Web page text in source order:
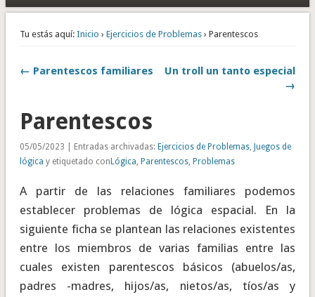
Tu estás aquí: Inicio › Ejercicios de Problemas› Parentescos
← Parentescos familiares
Un troll un tanto especial
→
Parentescos
05/05/2023 | Entradas archivadas: Ejercicios de Problemas, Juegos de
lógica y etiquetado con Lógica, Parentescos, Problemas
A partir de las relaciones familiares podemos
establecer problemas de lógica espacial. En la
siguiente ficha se plantean las relaciones existentes
entre los miembros de varias familias entre las
cuales existen parentescos básicos (abuelos/as,
padres -madres, hijos/as, nietos/as, tíos/as y